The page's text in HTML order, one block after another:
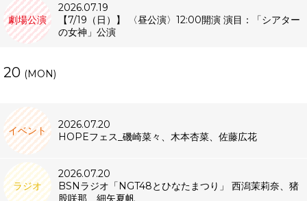
劇場公演
2026.07.19
【7/19（日）】 〈昼公演〉12:00開演 演目：「シアター
の女神」公演
20 (MON)
イベント
2026.07.20
HOPEフェス_磯崎菜々、木本杏菜、佐藤広花
ラジオ
2026.07.20
BSNラジオ「NGT48とひなたまつり」 西潟茉莉奈、猪
股咲那、細矢夏帆